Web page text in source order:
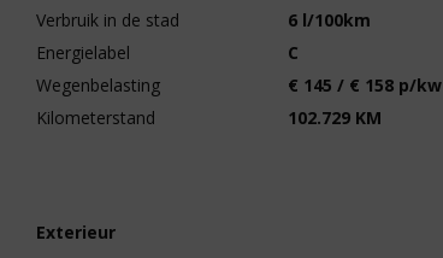
Verbruik in de stad
6 l/100km
Energielabel
C
Wegenbelasting
€ 145 / € 158 p/kw
Kilometerstand
102.729 KM
Exterieur